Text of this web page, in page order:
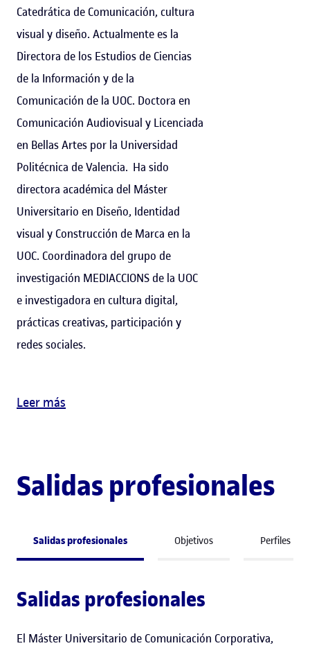
Catedrática de Comunicación, cultura
visual y diseño. Actualmente es la
Directora de los Estudios de Ciencias
de la Información y de la
Comunicación de la UOC. Doctora en
Comunicación Audiovisual y Licenciada
en Bellas Artes por la Universidad
Politécnica de Valencia. Ha sido
directora académica del Máster
Universitario en Diseño, Identidad
visual y Construcción de Marca en la
UOC. Coordinadora del grupo de
investigación MEDIACCIONS de la UOC
e investigadora en cultura digital,
prácticas creativas, participación y
redes sociales.
Leer más
Salidas profesionales
Salidas profesionales Objetivos Perfiles
Salidas profesionales
El Máster Universitario de Comunicación Corporativa,